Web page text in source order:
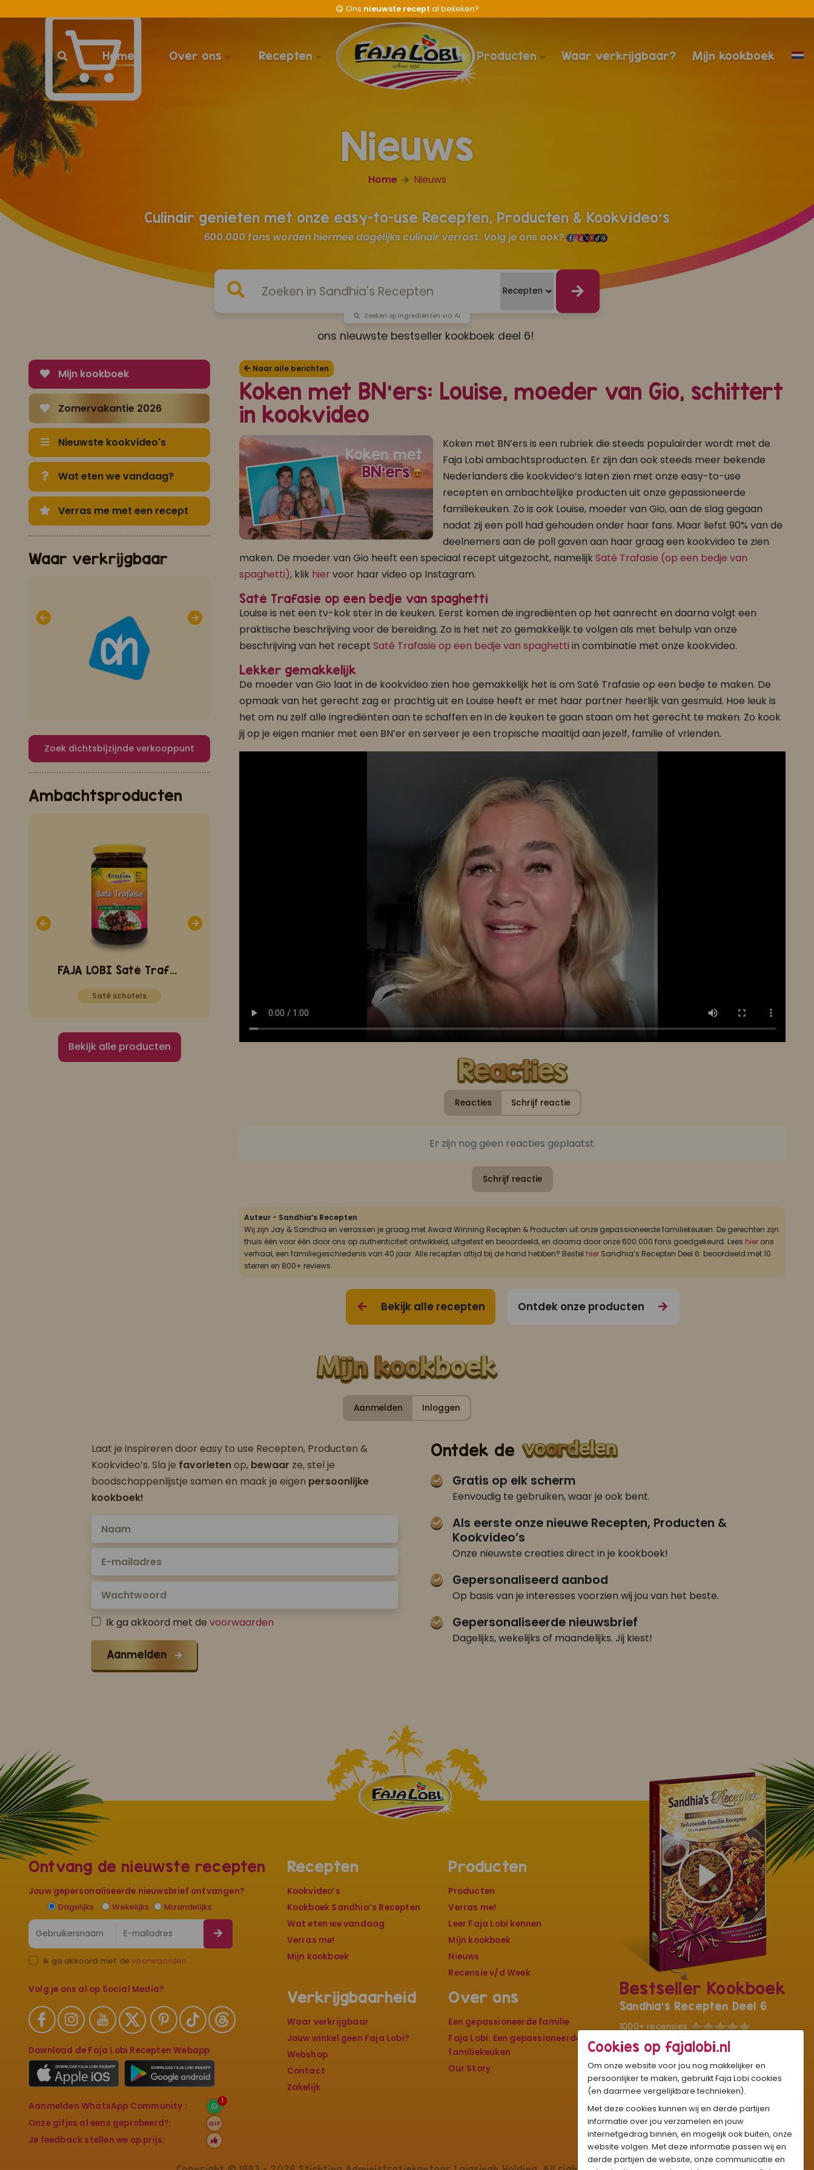
😋 Ons nieuwste recept al bekeken?
Home Over ons Recepten Producten Waar verkrijgbaar? Mijn kookboek
Nieuws
Home Nieuws
Culinair genieten met onze easy-to-use Recepten, Producten & Kookvideo's
600.000 fans worden hiermee dagelijks culinair verrast. Volg je ons ook?
Zoeken op ingrediënten via AI
ons nieuwste bestseller kookboek deel 6!
Mijn kookboek
Zomervakantie 2026
Nieuwste kookvideo's
Wat eten we vandaag?
Verras me met een recept
Waar verkrijgbaar
Zoek dichtsbijzijnde verkooppunt
Ambachtsproducten
FAJA LOBI Saté Trafasie 360 ml
Saté schotels
FAJA LOBI Ketjap Trafasie (Gekruide Ketjap) 250 ml
Soja sauzen Roti gerechten
Bekijk alle producten
Naar alle berichten
Koken met BN’ers: Louise, moeder van Gio, schittert
in kookvideo
Koken met BN’ers is een rubriek die steeds populairder wordt met de
Faja Lobi ambachtsproducten. Er zijn dan ook steeds meer bekende
Nederlanders die kookvideo’s laten zien met onze easy-to-use
recepten en ambachtelijke producten uit onze gepassioneerde
familiekeuken. Zo is ook Louise, moeder van Gio, aan de slag gegaan
nadat zij een poll had gehouden onder haar fans. Maar liefst 90% van de
deelnemers aan de poll gaven aan haar graag een kookvideo te zien
maken. De moeder van Gio heeft een speciaal recept uitgezocht, namelijkSaté Trafasie (op een bedje van
spaghetti), klik hier voor haar video op Instagram.
Saté Trafasie op een bedje van spaghetti
Louise is net een tv-kok ster in de keuken. Eerst komen de ingrediënten op het aanrecht en daarna volgt een
praktische beschrijving voor de bereiding. Zo is het net zo gemakkelijk te volgen als met behulp van onze
beschrijving van het recept Saté Trafasie op een bedje van spaghetti in combinatie met onze kookvideo.
Lekker gemakkelijk
De moeder van Gio laat in de kookvideo zien hoe gemakkelijk het is om Saté Trafasie op een bedje te maken. De
opmaak van het gerecht zag er prachtig uit en Louise heeft er met haar partner heerlijk van gesmuld. Hoe leuk is
het om nu zelf alle ingrediënten aan te schaffen en in de keuken te gaan staan om het gerecht te maken. Zo kook
jij op je eigen manier met een BN’er en serveer je een tropische maaltijd aan jezelf, familie of vrienden.
Reacties Schrijf reactie
Er zijn nog geen reacties geplaatst.
Schrijf reactie
Auteur - Sandhia’s Recepten
Wij zijn Jay & Sandhia en verrassen je graag met Award Winning Recepten & Producten uit onze gepassioneerde familiekeuken. De gerechten zijn
thuis één voor één door ons op authenticiteit ontwikkeld, uitgetest en beoordeeld, en daarna door onze 600.000 fans goedgekeurd. Lees hier ons
verhaal, een familiegeschiedenis van 40 jaar. Alle recepten altijd bij de hand hebben? Bestel hier Sandhia’s Recepten Deel 6: beoordeeld met 10
sterren en 800+ reviews.
Bekijk alle recepten Ontdek onze producten
Aanmelden Inloggen
Laat je inspireren door easy to use Recepten, Producten &
Kookvideo’s. Sla je favorietenop, bewaar ze, stel je
boodschappenlijstje samen en maak je eigen persoonlijke
kookboek!
Ik ga akkoord met de voorwaarden
Aanmelden
Ontdek de
Gratis op elk scherm
Eenvoudig te gebruiken, waar je ook bent.
Als eerste onze nieuwe Recepten, Producten &
Kookvideo’s
Onze nieuwste creaties direct in je kookboek!
Gepersonaliseerd aanbod
Op basis van je interesses voorzien wij jou van het beste.
Gepersonaliseerde nieuwsbrief
Dagelijks, wekelijks of maandelijks. Jij kiest!
Ontvang de nieuwste recepten
Jouw gepersonaliseerde nieuwsbrief ontvangen?
Dagelijks Wekelijks Maandelijks
Ik ga akkoord met devoorwaarden
Volg je ons al op Social Media?
Download de Faja Lobi Recepten Webapp
Recepten
Kookvideo’s
Kookboek Sandhia's Recepten
Wat eten we vandaag
Verras me!
Mijn kookboek
Producten
Producten
Verras me!
Leer Faja Lobi kennen
Mijn kookboek
Nieuws
Recensie v/d Week
Verkrijgbaarheid
Waar verkrijgbaar
Jouw winkel geen Faja Lobi?
Webshop
Contact
Zakelijk
Over ons
Een gepassioneerde familie
Faja Lobi: Een gepassioneerde
familiekeuken
Our Story
Bestseller Kookboek
Sandhia's Recepten Deel 6
1000+ recensies
De kers op ons culinaire kunstwerk met
geschreven. Met circa 250 pagina’s,
hard cover, full colour foto’s en
Aanmelden WhatsApp Community : 1
Onze gifjes al eens geprobeerd?: GIF
Je feedback stellen we op prijs: €19,95 BESTEL NU OP = OP
Cookies op fajalobi.nl
Om onze website voor jou nog makkelijker en
persoonlijker te maken, gebruikt Faja Lobi cookies
(en daarmee vergelijkbare technieken).
Met deze cookies kunnen wij en derde partijen
informatie over jou verzamelen en jouw
internetgedrag binnen, en mogelijk ook buiten, onze
website volgen. Met deze informatie passen wij en
derde partijen de website, onze communicatie en